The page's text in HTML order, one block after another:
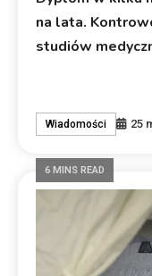
na lata.
studiów
Wiadomości 25
6 MINS READ